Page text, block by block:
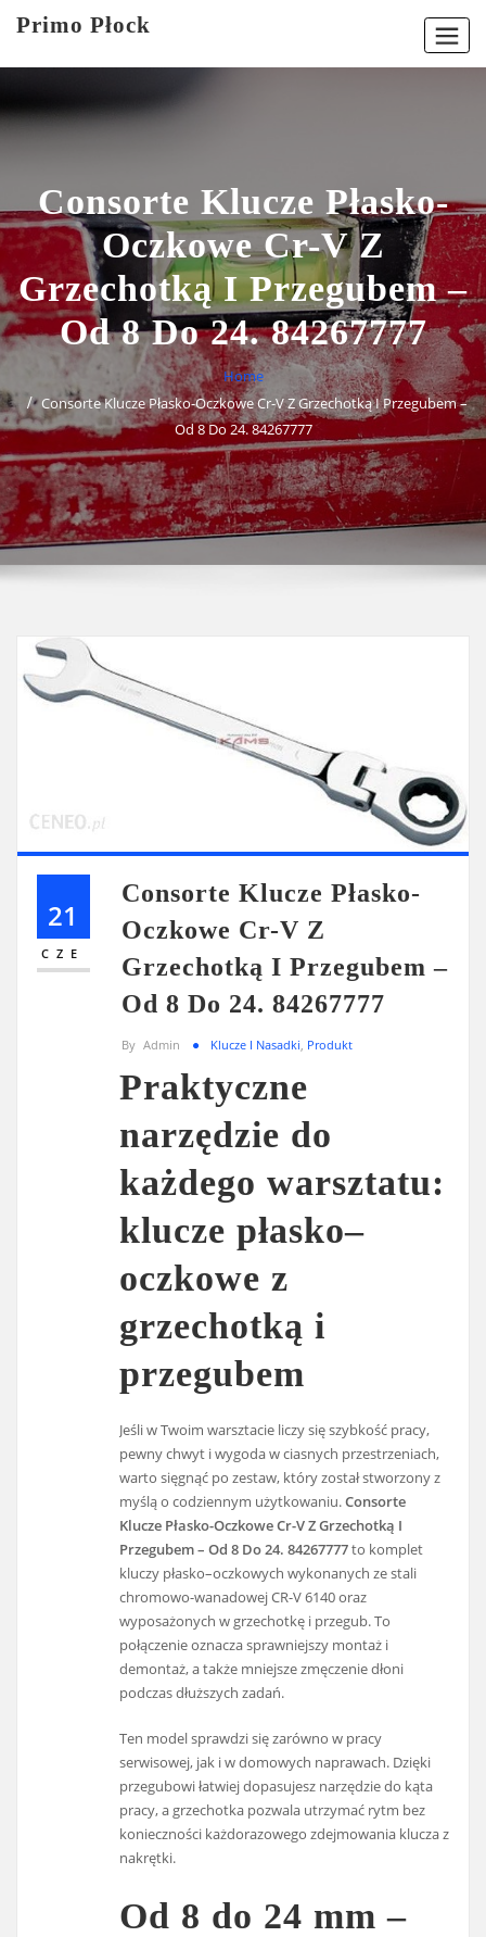
Primo Płock
Consorte Klucze Płasko-
Oczkowe Cr-V Z
Grzechotką I Przegubem –
Od 8 Do 24. 84267777
Home
Consorte Klucze Płasko-Oczkowe Cr-V Z Grzechotką I Przegubem –
Od 8 Do 24. 84267777
21
CZE
Consorte Klucze Płasko-
Oczkowe Cr-V Z
Grzechotką I Przegubem –
Od 8 Do 24. 84267777
By Admin Klucze I Nasadki Produkt
Praktyczne
narzędzie do
każdego warsztatu:
klucze płasko–
oczkowe z
grzechotką i
przegubem
Jeśli w Twoim warsztacie liczy się szybkość pracy,
pewny chwyt i wygoda w ciasnych przestrzeniach,
warto sięgnąć po zestaw, który został stworzony z
myślą o codziennym użytkowaniu.Consorte
Klucze Płasko-Oczkowe Cr-V Z Grzechotką I
Przegubem – Od 8 Do 24. 84267777to komplet
kluczy płasko–oczkowych wykonanych ze stali
chromowo-wanadowej CR-V 6140 oraz
wyposażonych w grzechotkę i przegub. To
połączenie oznacza sprawniejszy montaż i
demontaż, a także mniejsze zmęczenie dłoni
podczas dłuższych zadań.
Ten model sprawdzi się zarówno w pracy
serwisowej, jak i w domowych naprawach. Dzięki
przegubowi łatwiej dopasujesz narzędzie do kąta
pracy, a grzechotka pozwala utrzymać rytm bez
konieczności każdorazowego zdejmowania klucza z
nakrętki.
Od 8 do 24 mm –